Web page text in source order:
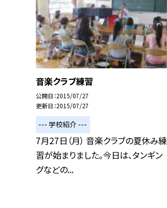
音楽クラブ練習
公開日 2015/07/27
更新日 2015/07/27
--- 学校紹介 ---
7月27日（月） 音楽クラブの夏休み練
習が始まりました。今日は、タンギン
グなどの...